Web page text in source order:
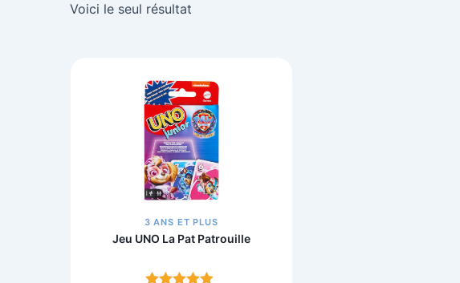
Voici le seul résultat
3 ANS ET PLUS
Jeu UNO La Pat Patrouille